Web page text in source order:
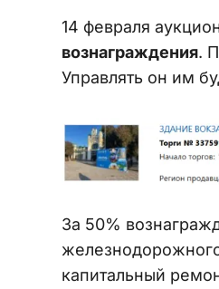
14 февраля
вознаграждения.
Управлять он им
За 50%
капитальный